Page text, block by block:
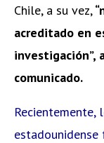
Chile, a su vez,
acreditado en
investigación”,
comunicado.